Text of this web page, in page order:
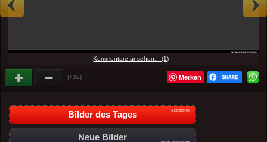
Kommentare ansehen... (1)
(+32) Merken
Bilder des Tages Startseite
Neue Bilder